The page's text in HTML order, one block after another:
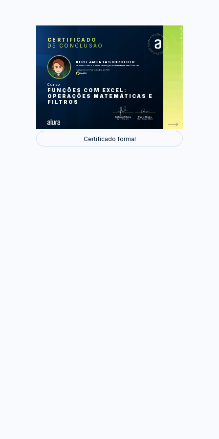
CERTIFICADO
DE CONCLUSÃO
KERLI JACINTA SCHROEDER
concluiu o curso online com carga horária estimada em 10 horas.
Finalizado em 07 de setembro de 2020
KerliS9
Curso
FUNÇÕES COM EXCEL:
OPERAÇÕES MATEMÁTICAS E
FILTROS
Guilherme Silveira
Coordenador
Paulo Silveira
Chief Vision Officer
https://cursos.alura.com.br/certificate/a8c8d259-ef53-4193-a0dd-2f286b31a2f4
LAS
Classificação de Dados
Filtro de dados
Certificado formal